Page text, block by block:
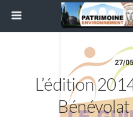
27/
L’édition
Bénévolat